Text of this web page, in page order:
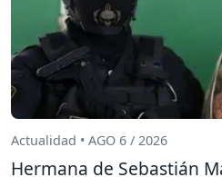
Actualidad • AGO 6 / 2026
Hermana de Sebastián